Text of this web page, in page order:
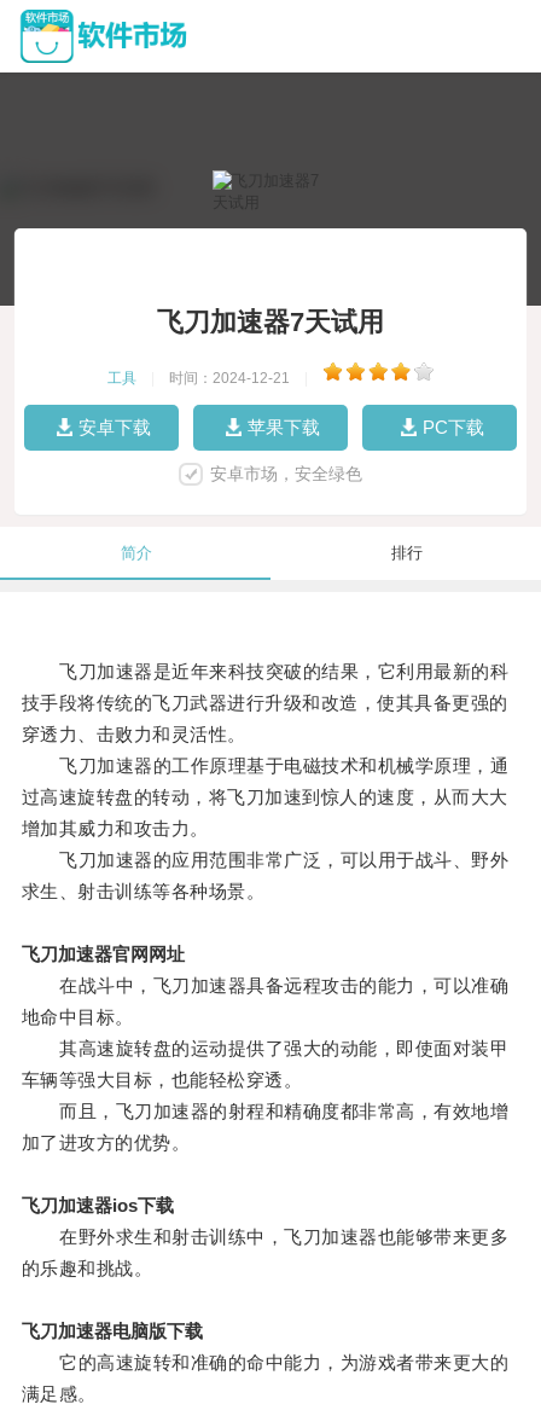
飞刀加速器7天试用
工具 时间：2024-12-21
安卓下载 苹果下载 PC下载
安卓市场，安全绿色
简介 排行
飞刀加速器是近年来科技突破的结果，它利用最新的科
技手段将传统的飞刀武器进行升级和改造，使其具备更强的
穿透力、击败力和灵活性。
飞刀加速器的工作原理基于电磁技术和机械学原理，通
过高速旋转盘的转动，将飞刀加速到惊人的速度，从而大大
增加其威力和攻击力。
飞刀加速器的应用范围非常广泛，可以用于战斗、野外
求生、射击训练等各种场景。
飞刀加速器官网网址
在战斗中，飞刀加速器具备远程攻击的能力，可以准确
地命中目标。
其高速旋转盘的运动提供了强大的动能，即使面对装甲
车辆等强大目标，也能轻松穿透。
而且，飞刀加速器的射程和精确度都非常高，有效地增
加了进攻方的优势。
飞刀加速器ios下载
在野外求生和射击训练中，飞刀加速器也能够带来更多
的乐趣和挑战。
飞刀加速器电脑版下载
它的高速旋转和准确的命中能力，为游戏者带来更大的
满足感。